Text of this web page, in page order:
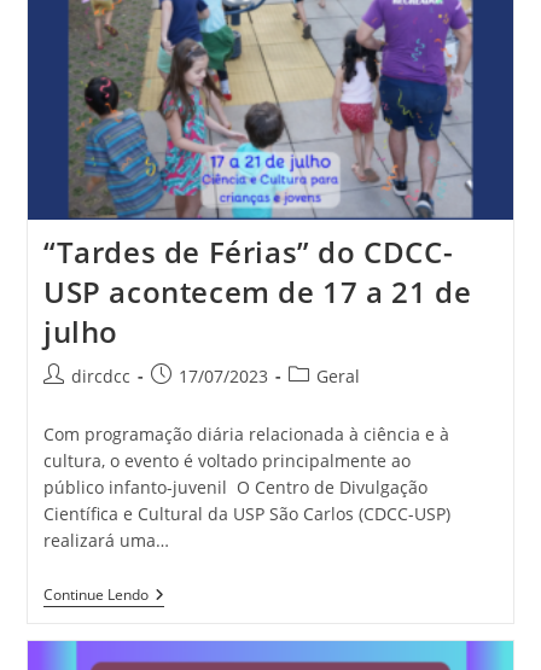
“Tardes de Férias” do CDCC-
USP acontecem de 17 a 21 de
julho
dircdcc 17/07/2023 Geral
Com programação diária relacionada à ciência e à
cultura, o evento é voltado principalmente ao
público infanto-juvenil O Centro de Divulgação
Científica e Cultural da USP São Carlos (CDCC-USP)
realizará uma…
Continue Lendo